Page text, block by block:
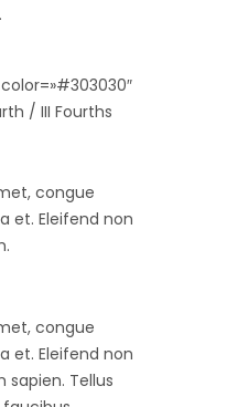
/ III Fourths
congue
et. Eleifend non
congue
et. Eleifend non
Tellus